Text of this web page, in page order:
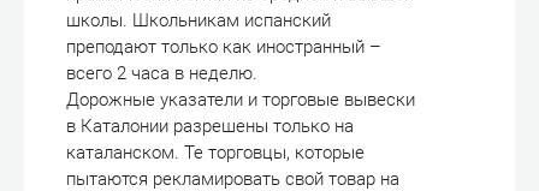
школы. Школьникам испанский
преподают только как иностранный –
всего 2 часа в неделю.
Дорожные указатели и торговые вывески
в Каталонии разрешены только на
каталанском. Те торговцы, которые
пытаются рекламировать свой товар на